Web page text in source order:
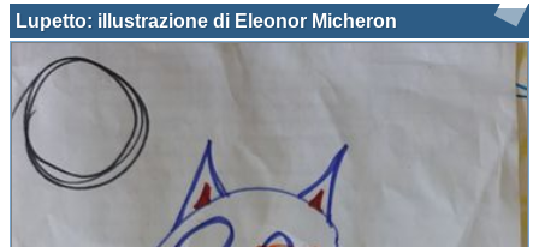
Lupetto: illustrazione di Eleonor Micheron